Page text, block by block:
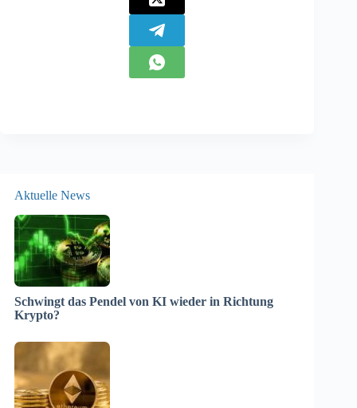
Aktuelle News
Schwingt das Pendel von KI wieder in Richtung
Krypto?